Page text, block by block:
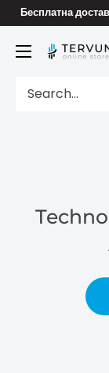
Skip
content
Бесплатна
TERVUNIA
Stores